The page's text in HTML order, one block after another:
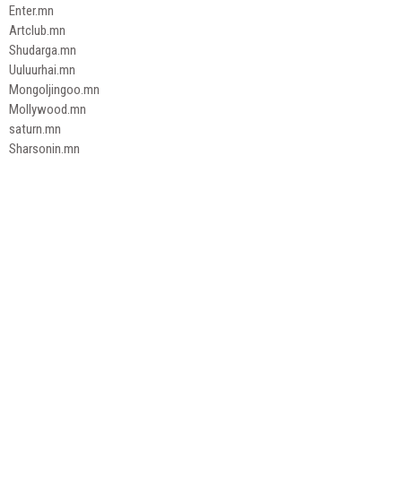
Enter.mn
Artclub.mn
Shudarga.mn
Uuluurhai.mn
Mongoljingoo.mn
Mollywood.mn
saturn.mn
Sharsonin.mn